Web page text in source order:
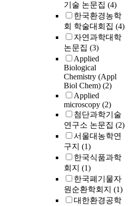
기술 논문집 (4)
한국환경농학
회 학술대회집 (4)
자연과학대학
논문집 (3)
Applied
Biological
Chemistry (Appl
Biol Chem) (2)
Applied
microscopy (2)
첨단과학기술
연구소 논문집 (2)
서울대농학연
구지 (1)
한국식품과학
회지 (1)
한국폐기물자
원순환학회지 (1)
대한환경공학